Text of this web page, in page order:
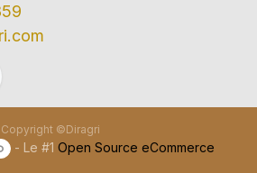
Copyright ©Diragri
- Le #1Open Source eCommerce